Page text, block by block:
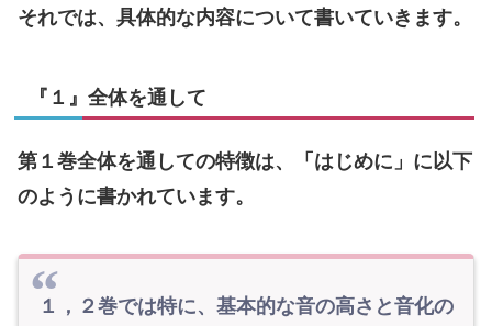
それでは、具体的な内容について書いていきます。
『１』全体を通して
第１巻全体を通しての特徴は、「はじめに」に以下
のように書かれています。
１，２巻では特に、基本的な音の高さと音化の